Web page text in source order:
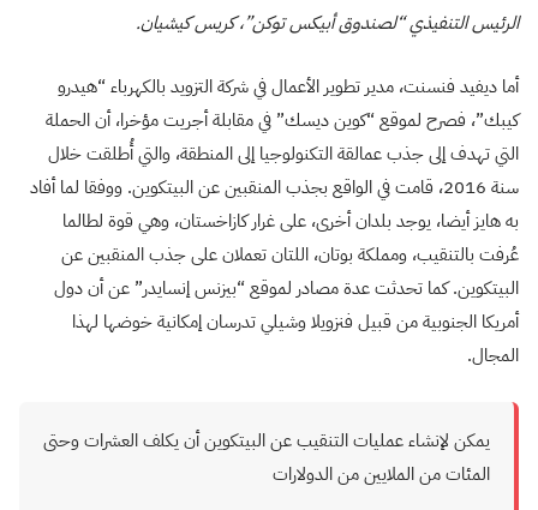
الرئيس التنفيذي “لصندوق أبيكس توكن”، كريس كيشيان.
أما ديفيد فنسنت، مدير تطوير الأعمال في شركة التزويد بالكهرباء “هيدرو
كيبك”، فصرح لموقع “كوين ديسك” في مقابلة أجريت مؤخرا، أن الحملة
التي تهدف إلى جذب عمالقة التكنولوجيا إلى المنطقة، والتي أُطلقت خلال
سنة 2016، قامت في الواقع بجذب المنقبين عن البيتكوين. ووفقا لما أفاد
به هايز أيضا، يوجد بلدان أخرى، على غرار كازاخستان، وهي قوة لطالما
عُرفت بالتنقيب، ومملكة بوتان، اللتان تعملان على جذب المنقبين عن
البيتكوين. كما تحدثت عدة مصادر لموقع “بيزنس إنسايدر” عن أن دول
أمريكا الجنوبية من قبيل فنزويلا وشيلي تدرسان إمكانية خوضها لهذا
المجال.
يمكن لإنشاء عمليات التنقيب عن البيتكوين أن يكلف العشرات وحتى
المئات من الملايين من الدولارات